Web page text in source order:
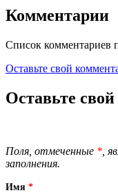
Комментарии
Список комментариев
Оставьте свой
Оставьте
Поля, отмеченные * ,
заполнения.
Имя *